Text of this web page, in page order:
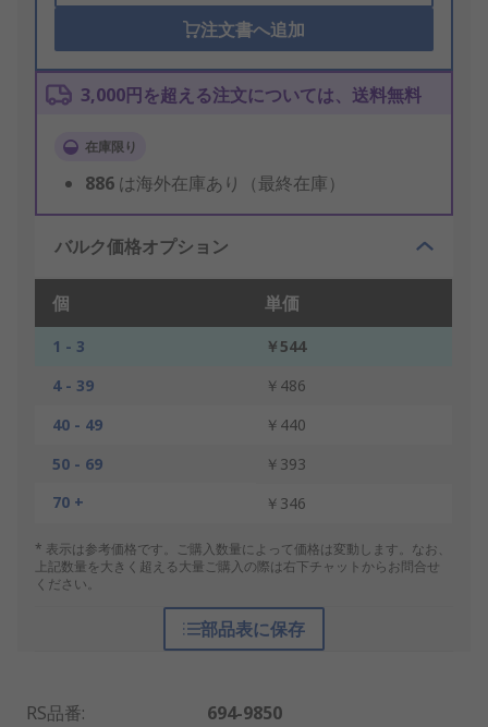
注文書へ追加
3,000円を超える注文については、送料無料
在庫限り
886 は海外在庫あり（最終在庫）
バルク価格オプション
個 単価
1 - 3
￥544
4 - 39
￥486
40 - 49
￥440
50 - 69
￥393
70 +
￥346
* 表示は参考価格です。ご購入数量によって価格は変動します。なお、
上記数量を大きく超える大量ご購入の際は右下チャットからお問合せ
ください。
部品表に保存
RS品番:
694-9850